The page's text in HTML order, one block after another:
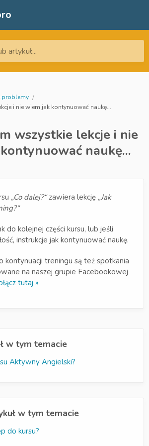
artykuł...
problemy
i nie wiem jak kontynuować naukę...
wszystkie lekcje i nie
naukę...
„Co dalej?“zawiera lekcję „Jak
do kolejnej części kursu, lub jeśli
instrukcje jak kontynuować naukę.
kontynuacji treningu są też spotkania
na naszej grupie Facebookowej
tutaj »
w tym temacie
Aktywny Angielski?
w tym temacie
do kursu?